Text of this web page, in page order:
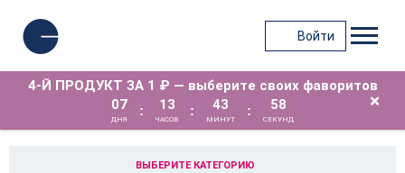
Войти
4-Й ПРОДУКТ ЗА 1 ₽ — выберите своих фаворитов
07
ДНЯ
: 13
ЧАСОВ
: 43
МИНУТ
: 57
СЕКУНД
×
ВЫБЕРИТЕ КАТЕГОРИЮ